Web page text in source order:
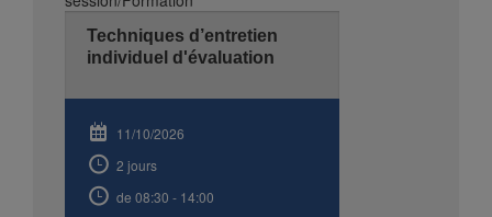
3 jours
de 08:30 - 14:00
Techniques d’entretien
individuel d'évaluation
11/10/2026
2 jours
de 08:30 - 14:00